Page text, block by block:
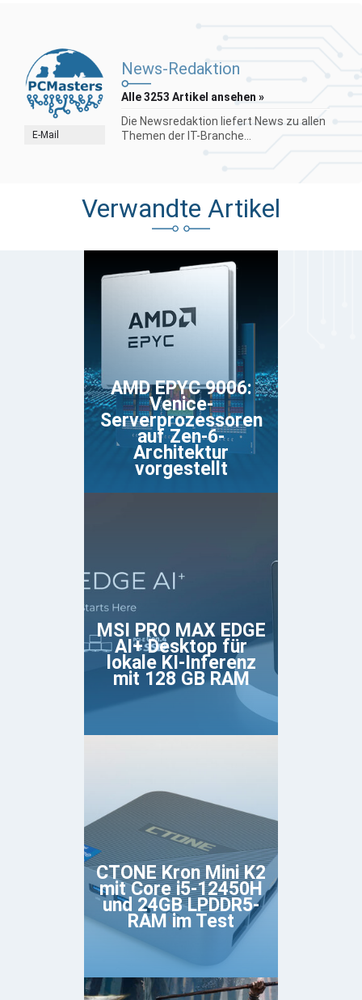
E-Mail
News-Redaktion
Alle 3253 Artikel ansehen »
Die Newsredaktion liefert News zu allen
Themen der IT-Branche...
Verwandte Artikel
AMD EPYC 9006:
Venice-
Serverprozessoren
auf Zen-6-
Architektur
vorgestellt
MSI PRO MAX EDGE
AI+ Desktop für
lokale KI-Inferenz
mit 128 GB RAM
CTONE Kron Mini K2
mit Core i5-12450H
und 24GB LPDDR5-
RAM im Test